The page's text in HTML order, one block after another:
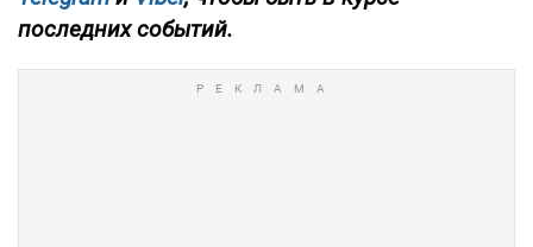
последних событий.